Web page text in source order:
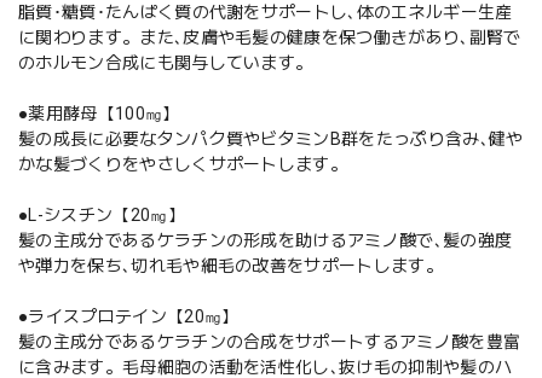
脂質･糖質･たんぱく質の代謝をサポートし､体のエネルギー生産
に関わります。また､皮膚や毛髪の健康を保つ働きがあり､副腎で
のホルモン合成にも関与しています。
●薬用酵母【100㎎】
髪の成長に必要なタンパク質やビタミンB群をたっぷり含み､健や
かな髪づくりをやさしくサポートします。
●L-シスチン【20㎎】
髪の主成分であるケラチンの形成を助けるアミノ酸で､髪の強度
や弾力を保ち､切れ毛や細毛の改善をサポートします。
●ライスプロテイン【20㎎】
髪の主成分であるケラチンの合成をサポートするアミノ酸を豊富
に含みます。毛母細胞の活動を活性化し､抜け毛の抑制や髪のハ